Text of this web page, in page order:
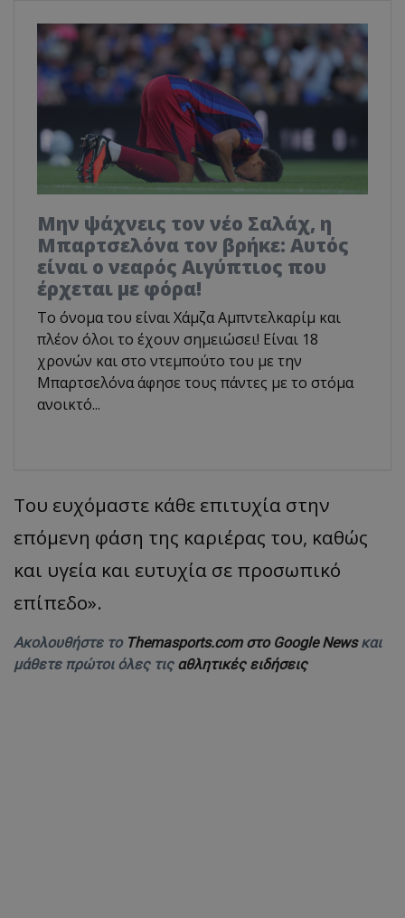
Μην ψάχνεις τον νέο Σαλάχ, η
Μπαρτσελόνα τον βρήκε: Αυτός
είναι ο νεαρός Αιγύπτιος που
έρχεται με φόρα!
Το όνομα του είναι Χάμζα Αμπντελκαρίμ και
πλέον όλοι το έχουν σημειώσει! Είναι 18
χρονών και στο ντεμπούτο του με την
Μπαρτσελόνα άφησε τους πάντες με το στόμα
ανοικτό...
Του ευχόμαστε κάθε επιτυχία στην
επόμενη φάση της καριέρας του, καθώς
και υγεία και ευτυχία σε προσωπικό
επίπεδο».
Ακολουθήστε το Themasports.com στο Google Newsκαι
μάθετε πρώτοι όλες τις αθλητικές ειδήσεις